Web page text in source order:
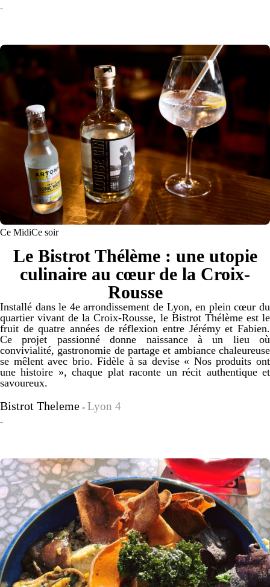
-
Ce MidiCe soir
Le Bistrot Thélème : une utopie
culinaire au cœur de la Croix-
Rousse
Installé dans le 4e arrondissement de Lyon, en plein cœur du
quartier vivant de la Croix-Rousse, le Bistrot Thélème est le
fruit de quatre années de réflexion entre Jérémy et Fabien.
Ce projet passionné donne naissance à un lieu où
convivialité, gastronomie de partage et ambiance chaleureuse
se mêlent avec brio. Fidèle à sa devise « Nos produits ont
une histoire », chaque plat raconte un récit authentique et
savoureux.
Bistrot Theleme - Lyon 4
-